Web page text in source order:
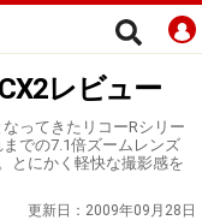
レビュー
ってきたリコーRシリー
での7.1倍ズームレンズ
とにかく軽快な撮影感を
更新日： 2009年09月28日